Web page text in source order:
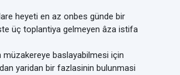
heyeti en az onbes günde bir
üç toplantiya gelmeyen âza istifa
müzakereye baslayabilmesi için
yaridan bir fazlasinin bulunmasi